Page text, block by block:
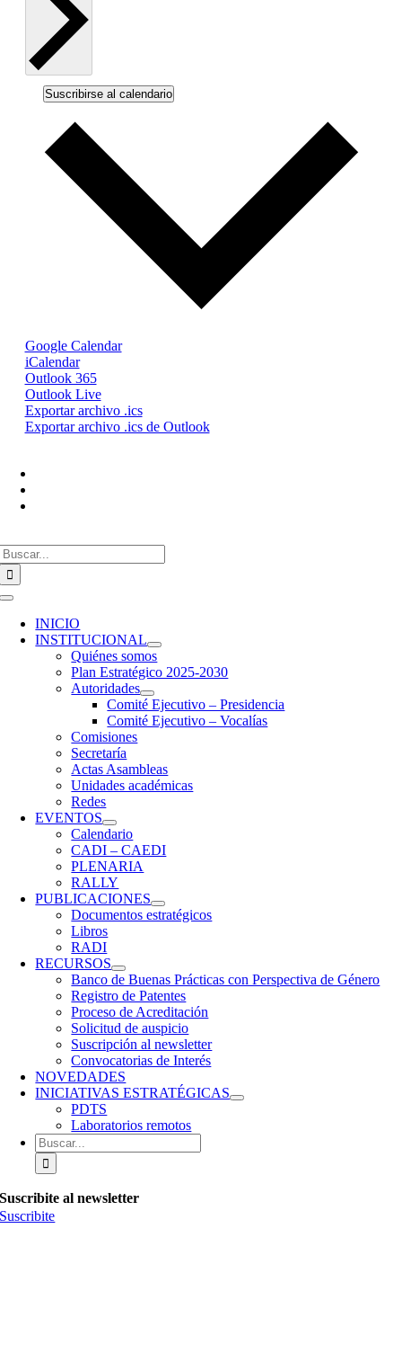
Suscribirse al calendario
Google Calendar
iCalendar
Outlook 365
Outlook Live
Exportar archivo .ics
Exportar archivo .ics de Outlook
Toggle
Navigation
INICIO
INSTITUCIONAL
Quiénes somos
Plan Estratégico 2025-2030
Autoridades
Comité Ejecutivo – Presidencia
Comité Ejecutivo – Vocalías
Comisiones
Secretaría
Actas Asambleas
Unidades académicas
Redes
EVENTOS
Calendario
CADI – CAEDI
PLENARIA
RALLY
PUBLICACIONES
Documentos estratégicos
Libros
RADI
RECURSOS
Banco de Buenas Prácticas con Perspectiva de Género
Registro de Patentes
Proceso de Acreditación
Solicitud de auspicio
Suscripción al newsletter
Convocatorias de Interés
NOVEDADES
INICIATIVAS ESTRATÉGICAS
PDTS
Laboratorios remotos
Buscar:
Suscribite al newsletter
Suscribite